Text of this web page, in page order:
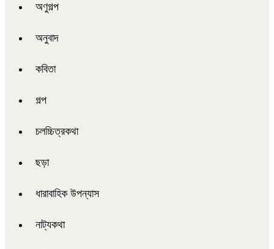
অণুগল্প
অনুবাদ
কবিতা
গল্প
চলচ্চিত্রকথা
ছড়া
ধারাবাহিক উপন্যাস
নাট্যকথা